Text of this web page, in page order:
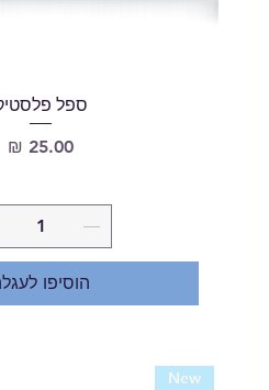
ספל
מחיר
הוסיפו
New